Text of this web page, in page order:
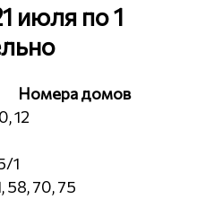
июля по 1
Номера домов
12
1
58, 70, 75